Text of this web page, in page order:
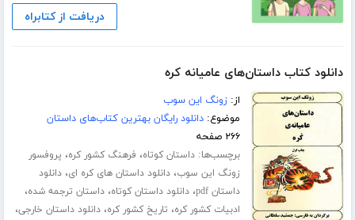
دریافت از کتابراه
دانلود کتاب داستان‌های عامیانه کره
از:زونگ این سوب
موضوع:دانلود رایگان بهترین کتاب‌های داستان
۲۶۶ صفحه
برچسب‌ها:داستان کوتاه، فرهنگ کشور کره، پروفسور
زونگ این سوب،دانلود داستان های کره ای،دانلود
داستان pdf
،دانلود داستان کوتاه،داستان ترجمه شده،
ادبیات کشور کره، تاریخ کشور کره،دانلود داستان خارجی،